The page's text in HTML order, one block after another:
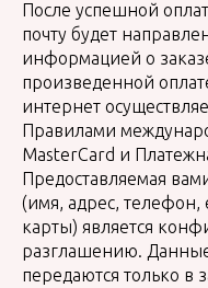
После успешной
почту будет
информацией о
произведенной
интернет
Правилами
MasterCard и
Предоставляемая
(имя, адрес, телефон,
карты) является
разглашению.
передаются только